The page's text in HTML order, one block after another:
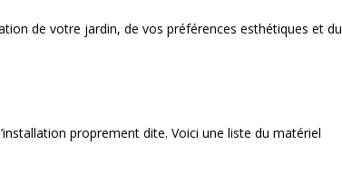
de votre jardin, de vos préférences esthétiques et du
proprement dite. Voici une liste du matériel